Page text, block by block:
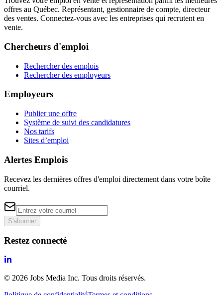
offres au Québec. Représentant, gestionnaire de compte, directeur
des ventes. Connectez-vous avec les entreprises qui recrutent en
vente.
Chercheurs d'emploi
Rechercher des emplois
Rechercher des employeurs
Employeurs
Publier une offre
Système de suivi des candidatures
Nos tarifs
Sites d’emploi
Alertes Emplois
Recevez les dernières offres d'emploi directement dans votre boîte
courriel.
S'abonner
Restez connecté
© 2026 Jobs Media Inc. Tous droits réservés.